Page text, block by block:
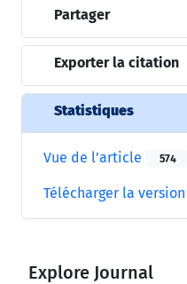
Partager
Exporter la citation
Statistiques
Vue de l’article 574
Télécharger la version
Explore Journal